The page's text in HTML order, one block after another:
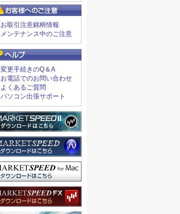
お取引注意銘柄情報
メンテナンス中のご注意
変更手続きのQ＆A
お電話でのお問い合わせ
よくあるご質問
パソコン出張サポート